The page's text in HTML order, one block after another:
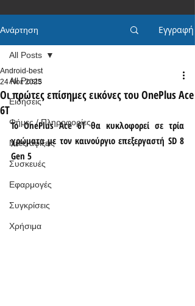
Ανάρτηση Εγγραφή
All Posts
Ειδήσεις
Φήμες / Πληροφορίες
Νέες αφίξεις
Συσκευές
Εφαρμογές
Συγκρίσεις
Χρήσιμα
All Posts
Οι πρώτες επίσημες εικόνες του OnePlus Ace
6T
Android-best
24 Νοε 2025
Το OnePlus Ace 6T θα κυκλοφορεί σε τρία
χρώματα με τον καινούργιο επεξεργαστή SD 8
Gen 5